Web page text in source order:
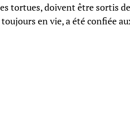
tortues, doivent être sortis
en vie, a été confiée